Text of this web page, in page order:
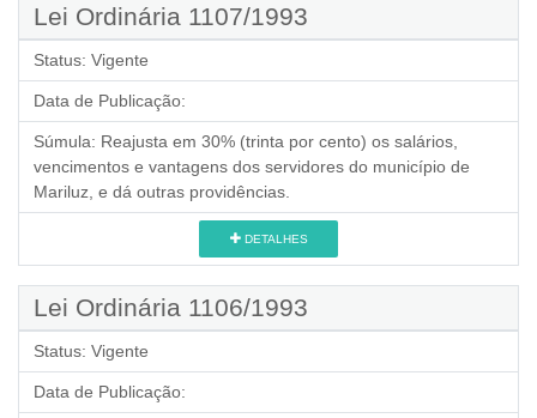
Lei Ordinária 1107/1993
Status: Vigente
Data de Publicação:
Súmula: Reajusta em 30% (trinta por cento) os salários,
vencimentos e vantagens dos servidores do município de
Mariluz, e dá outras providências.
DETALHES
Lei Ordinária 1106/1993
Status: Vigente
Data de Publicação: